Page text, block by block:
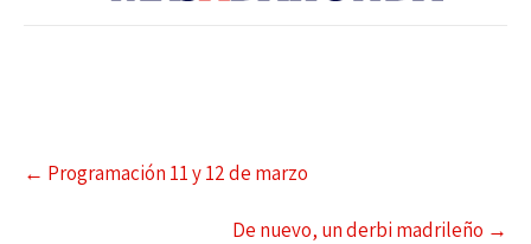
← Programación 11 y 12 de marzo
De nuevo, un derbi madrileño →